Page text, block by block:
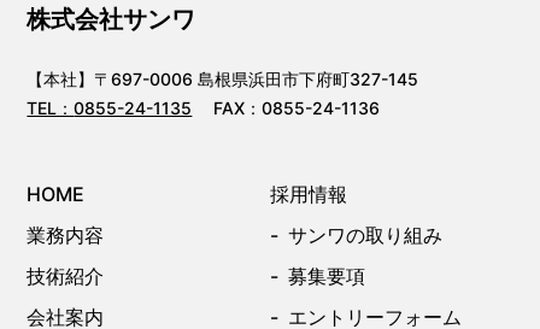
株式会社サンワ
【本社】〒697-0006 島根県浜田市下府町327-145
TEL：0855-24-1135 FAX：0855-24-1136
HOME
業務内容
技術紹介
会社案内
採用情報
サンワの取り組み
募集要項
エントリーフォーム